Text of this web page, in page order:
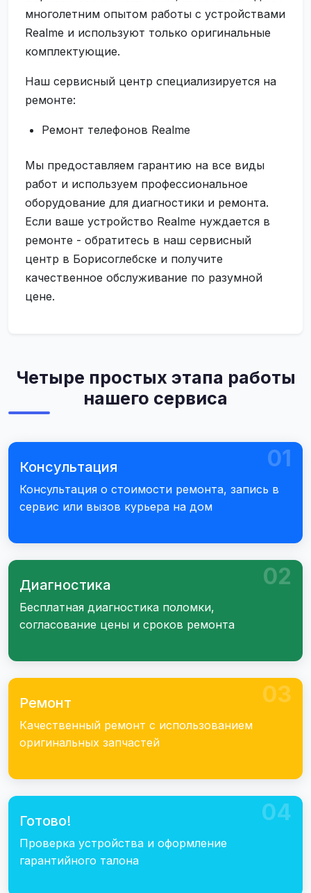
многолетним опытом работы с устройствами
Realme и используют только оригинальные
комплектующие.
Наш сервисный центр специализируется на
ремонте:
Ремонт телефонов Realme
Мы предоставляем гарантию на все виды
работ и используем профессиональное
оборудование для диагностики и ремонта.
Если ваше устройство Realme нуждается в
ремонте - обратитесь в наш сервисный
центр в Борисоглебске и получите
качественное обслуживание по разумной
цене.
Четыре простых этапа работы
нашего сервиса
01
Консультация
Консультация о стоимости ремонта, запись в
сервис или вызов курьера на дом
02
Диагностика
Бесплатная диагностика поломки,
согласование цены и сроков ремонта
03
Ремонт
Качественный ремонт с использованием
оригинальных запчастей
04
Готово!
Проверка устройства и оформление
гарантийного талона